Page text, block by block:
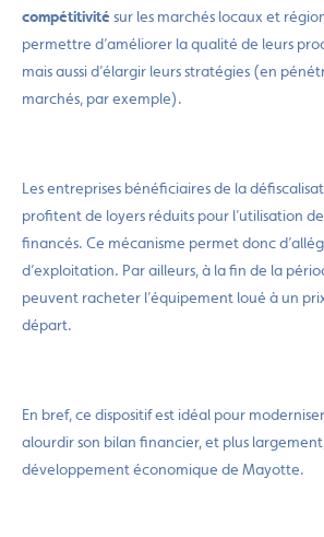
compétitivité sur les marchés locaux et
permettre d’améliorer la qualité de leurs
mais aussi d’élargir leurs stratégies (en
marchés, par exemple).
Les entreprises bénéficiaires de la
profitent de loyers réduits pour l’utilisation
financés. Ce mécanisme permet donc
d’exploitation. Par ailleurs, à la fin de la
peuvent racheter l’équipement loué à un
départ.
En bref, ce dispositif est idéal pour
alourdir son bilan financier, et plus
développement économique de Mayotte.